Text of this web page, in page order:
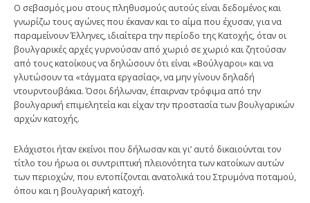
Ο σεβασμός μου στους πληθυσμούς αυτούς είναι δεδομένος και
γνωρίζω τους αγώνες που έκαναν και το αίμα που έχυσαν, για να
παραμείνουν Έλληνες, ιδιαίτερα την περίοδο της Κατοχής, όταν οι
βουλγαρικές αρχές γυρνούσαν από χωριό σε χωριό και ζητούσαν
από τους κατοίκους να δηλώσουν ότι είναι «Βούλγαροι» και να
γλυτώσουν τα «τάγματα εργασίας», να μην γίνουν δηλαδή
ντουρντουβάκια. Όσοι δήλωναν, έπαιρναν τρόφιμα από την
βουλγαρική επιμελητεία και είχαν την προστασία των βουλγαρικών
αρχών κατοχής.
Ελάχιστοι ήταν εκείνοι που δήλωσαν και γι’ αυτό δικαιούνται τον
τίτλο του ήρωα οι συντριπτική πλειονότητα των κατοίκων αυτών
των περιοχών, που εντοπίζονται ανατολικά του Στρυμόνα ποταμού,
όπου και η βουλγαρική κατοχή.